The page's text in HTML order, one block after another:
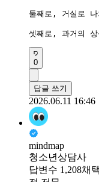
둘째로, 거실로
셋째로, 과거의
0
답글 쓰기
2026.06.11 16:46
mindmap
청소년상담사
답변수 1,208채